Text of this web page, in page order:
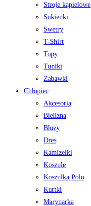
Stroje kąpielowe
Sukienki
Swetry
T-Shirt
Topy
Tuniki
Zabawki
Chłopiec
Akcesoria
Bielizna
Bluzy
Dres
Kamizelki
Koszule
Koszulka Polo
Kurtki
Marynarka